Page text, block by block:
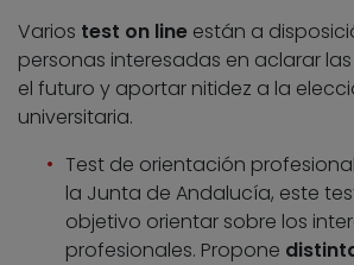
Varios test on line están a
personas interesadas en aclarar
el futuro y aportar nitidez a la
universitaria.
Test de orientación
la Junta de Andalucía, este
objetivo orientar sobre los
profesionales. Propone